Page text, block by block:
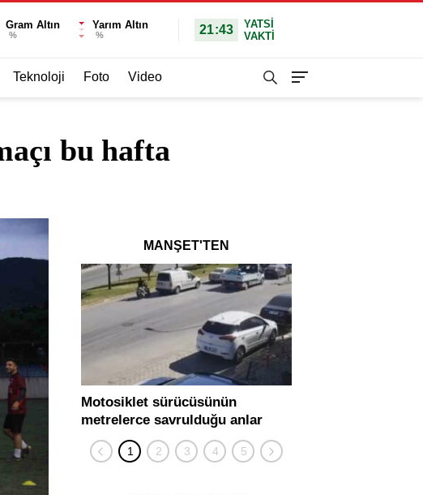
Gram Altın
%
Yarım Altın
% 21:43
YATSI
VAKTİ
Teknoloji Foto Video
bu hafta
MANŞET'TEN
Motosiklet sürücüsünün
metrelerce savrulduğu anlar
güvenlik kamerasında